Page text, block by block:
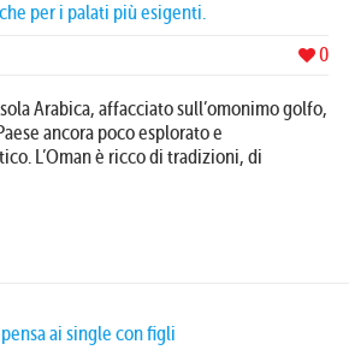
per i palati più esigenti.
0
Arabica, affacciato sull’omonimo golfo,
ancora poco esplorato e
L’Oman è ricco di tradizioni, di
ai single con figli